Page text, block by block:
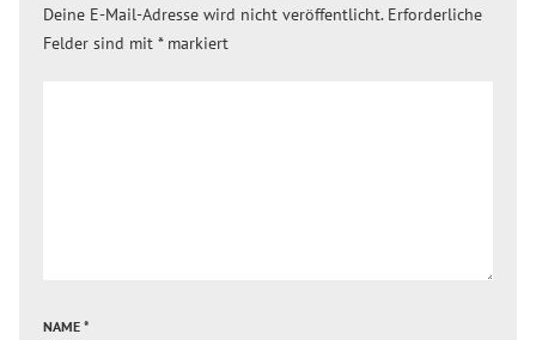
Deine E-Mail-Adresse wird nicht veröffentlicht. Erforderliche
Felder sind mit *markiert
NAME *